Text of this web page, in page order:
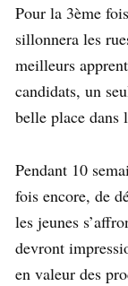
Pour la 3ème
sillonnera les
meilleurs
candidats, un
belle place dans
Pendant 10
fois encore, de
les jeunes
devront
en valeur des